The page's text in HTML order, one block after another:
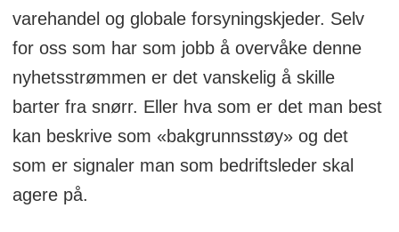
varehandel og globale forsyningskjeder. Selv
for oss som har som jobb å overvåke denne
nyhetsstrømmen er det vanskelig å skille
barter fra snørr. Eller hva som er det man best
kan beskrive som «bakgrunnsstøy» og det
som er signaler man som bedriftsleder skal
agere på.